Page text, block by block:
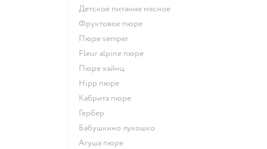
детское питание мясное
фруктовое пюре
пюре semper
fleur alpine пюре
пюре хайнц
hipp пюре
кабрита пюре
гербер
бабушкино лукошко
агуша пюре